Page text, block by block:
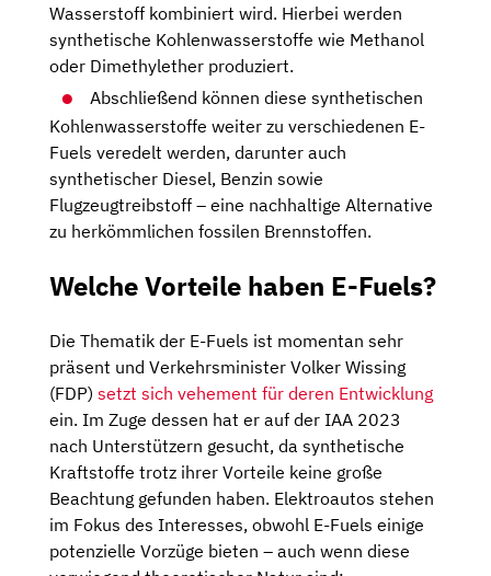
Wasserstoff kombiniert wird. Hierbei werden
synthetische Kohlenwasserstoffe wie Methanol
oder Dimethylether produziert.
Abschließend können diese synthetischen
Kohlenwasserstoffe weiter zu verschiedenen E-
Fuels veredelt werden, darunter auch
synthetischer Diesel, Benzin sowie
Flugzeugtreibstoff – eine nachhaltige Alternative
zu herkömmlichen fossilen Brennstoffen.
Welche Vorteile haben E-Fuels?
Die Thematik der E-Fuels ist momentan sehr
präsent und Verkehrsminister Volker Wissing
(FDP) setzt sich vehement für deren Entwicklung
ein. Im Zuge dessen hat er auf der IAA 2023
nach Unterstützern gesucht, da synthetische
Kraftstoffe trotz ihrer Vorteile keine große
Beachtung gefunden haben. Elektroautos stehen
im Fokus des Interesses, obwohl E-Fuels einige
potenzielle Vorzüge bieten – auch wenn diese